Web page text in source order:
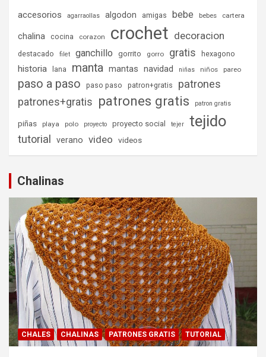
accesorios agarraollas algodon amigas bebe bebes cartera
chalina cocina corazon crochet decoracion
destacado filet ganchillo gorrito gorro gratis hexagono
historia lana manta mantas navidad niñas niños pareo
paso a paso paso paso patron+gratis
patrones
patrones+gratis patrones gratis patron gratis
piñas playa polo proyecto proyecto social tejer tejido
tutorial verano video videos
Chalinas
CHALES CHALINAS PATRONES GRATIS TUTORIAL